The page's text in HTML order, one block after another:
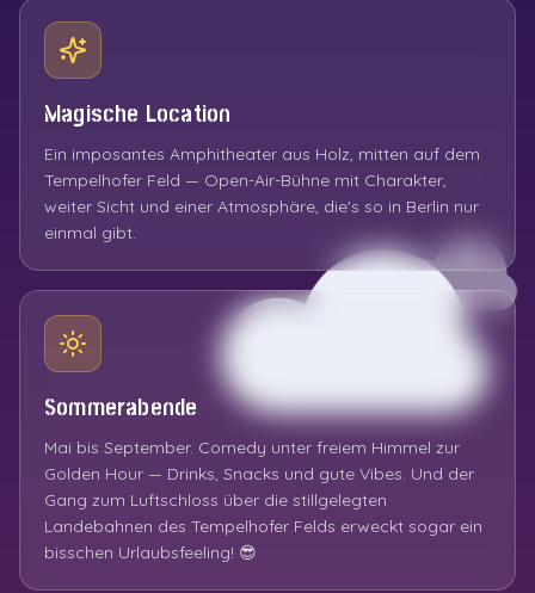
Magische Location
Ein imposantes Amphitheater aus Holz, mitten auf dem
Tempelhofer Feld — Open-Air-Bühne mit Charakter,
weiter Sicht und einer Atmosphäre, die's so in Berlin nur
einmal gibt.
Sommerabende
Mai bis September. Comedy unter freiem Himmel zur
Golden Hour — Drinks, Snacks und gute Vibes. Und der
Gang zum Luftschloss über die stillgelegten
Landebahnen des Tempelhofer Felds erweckt sogar ein
bisschen Urlaubsfeeling! 😎